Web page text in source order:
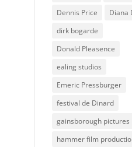
Dennis Price
Diana
dirk bogarde
Donald Pleasence
ealing studios
Emeric Pressburger
festival de Dinard
gainsborough pictures
hammer film